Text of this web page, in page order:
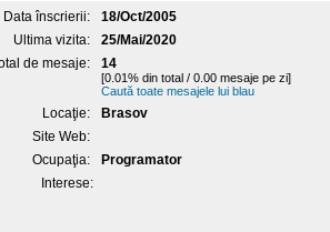
Data înscrierii:
18/Oct/2005
Ultima vizita:
25/Mai/2020
de mesaje:
14
[0.01% din total / 0.00 mesaje pe zi]
Caută toate mesajele lui blau
Locaţie:
Brasov
Site Web:
Ocupaţia:
Programator
Interese: